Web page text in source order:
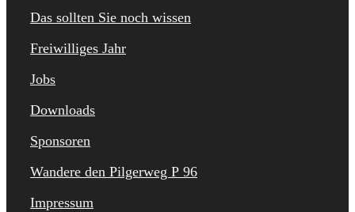
Das sollten Sie noch wissen
Freiwilliges Jahr
Jobs
Downloads
Sponsoren
Wandere den Pilgerweg P 96
Impressum